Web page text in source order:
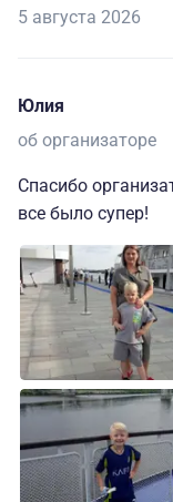
5 августа 2026
Юлия
об организаторе
Спасибо
все было супер!